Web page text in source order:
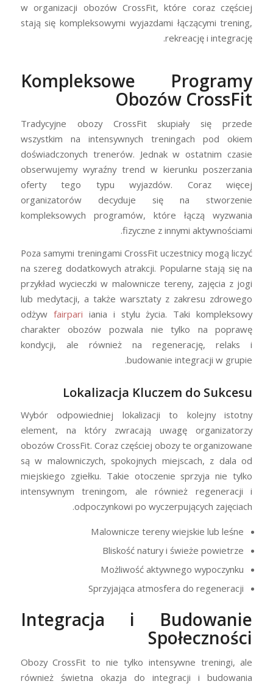
w organizacji obozów CrossFit, które coraz częściej
stają się kompleksowymi wyjazdami łączącymi trening,
rekreację i integrację.
Kompleksowe Programy
Obozów CrossFit
Tradycyjne obozy CrossFit skupiały się przede
wszystkim na intensywnych treningach pod okiem
doświadczonych trenerów. Jednak w ostatnim czasie
obserwujemy wyraźny trend w kierunku poszerzania
oferty tego typu wyjazdów. Coraz więcej
organizatorów decyduje się na stworzenie
kompleksowych programów, które łączą wyzwania
fizyczne z innymi aktywnościami.
Poza samymi treningami CrossFit uczestnicy mogą liczyć
na szereg dodatkowych atrakcji. Popularne stają się na
przykład wycieczki w malownicze tereny, zajęcia z jogi
lub medytacji, a także warsztaty z zakresu zdrowego
odżyw fairpari iania i stylu życia. Taki kompleksowy
charakter obozów pozwala nie tylko na poprawę
kondycji, ale również na regenerację, relaks i
budowanie integracji w grupie.
Lokalizacja Kluczem do Sukcesu
Wybór odpowiedniej lokalizacji to kolejny istotny
element, na który zwracają uwagę organizatorzy
obozów CrossFit. Coraz częściej obozy te organizowane
są w malowniczych, spokojnych miejscach, z dala od
miejskiego zgiełku. Takie otoczenie sprzyja nie tylko
intensywnym treningom, ale również regeneracji i
odpoczynkowi po wyczerpujących zajęciach.
Malownicze tereny wiejskie lub leśne
Bliskość natury i świeże powietrze
Możliwość aktywnego wypoczynku
Sprzyjająca atmosfera do regeneracji
Integracja i Budowanie
Społeczności
Obozy CrossFit to nie tylko intensywne treningi, ale
również świetna okazja do integracji i budowania